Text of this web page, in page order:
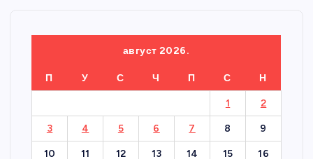
август 2026.
П У С Ч П С Н
1 2
3 4 5 6 7 8 9
10 11 12 13 14 15 16